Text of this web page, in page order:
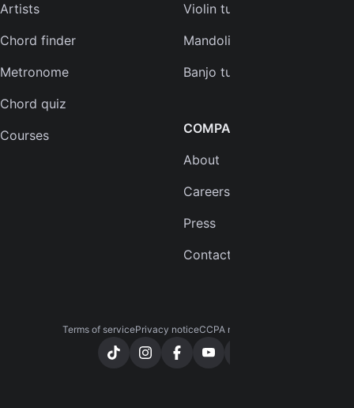
Artists
Chord finder
Metronome
Chord quiz
Courses
Violin tuner
Mandolin tuner
Banjo tuner
COMPANY
About
Careers
Press
Contact us
Terms of servicePrivacy noticeCCPA notice